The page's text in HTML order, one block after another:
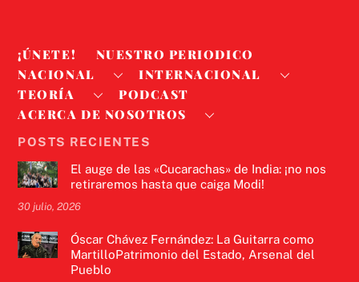
¡ÚNETE!
NUESTRO PERIODICO
NACIONAL
INTERNACIONAL
TEORÍA
PODCAST
ACERCA DE NOSOTROS
POSTS RECIENTES
El auge de las «Cucarachas» de India: ¡no nos
retiraremos hasta que caiga Modi!
30 julio, 2026
Óscar Chávez Fernández: La Guitarra como
MartilloPatrimonio del Estado, Arsenal del
Pueblo